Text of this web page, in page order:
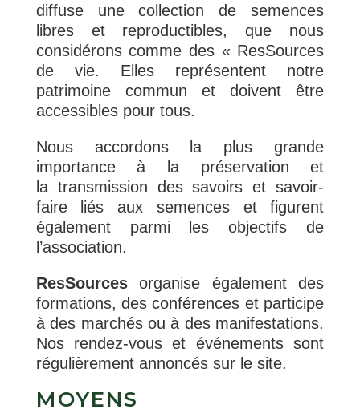
diffuse une collection de semences
libres et reproductibles, que nous
considérons comme des « ResSources
de vie. Elles représentent notre
patrimoine commun et doivent être
accessibles pour tous.
Nous accordons la plus grande
importance à la préservation et
la transmission des savoirs et savoir-
faire liés aux semences et figurent
également parmi les objectifs de
l’association.
ResSourcesorganise également des
formations, des conférences et participe
à des marchés ou à des manifestations.
Nos rendez-vous et événements sont
régulièrement annoncés sur le site.
MOYENS